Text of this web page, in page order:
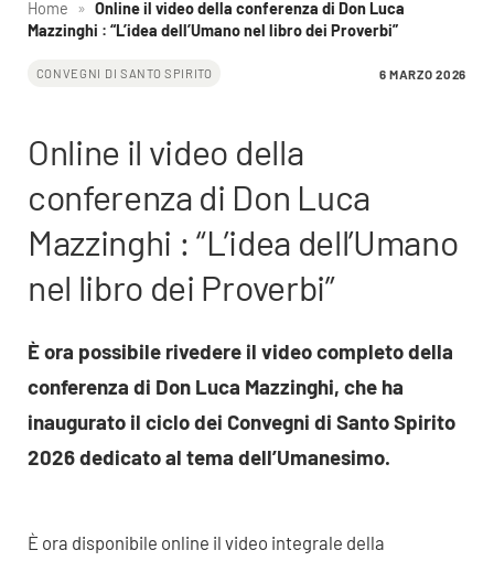
Home » Online il video della conferenza di Don Luca
Mazzinghi : “L’idea dell’Umano nel libro dei Proverbi”
CONVEGNI DI SANTO SPIRITO 6 MARZO 2026
Online il video della
conferenza di Don Luca
Mazzinghi : “L’idea dell’Umano
nel libro dei Proverbi”
È ora possibile rivedere il video completo della
conferenza di Don Luca Mazzinghi, che ha
inaugurato il ciclo dei Convegni di Santo Spirito
2026 dedicato al tema dell’Umanesimo.
È ora disponibile online il video integrale della